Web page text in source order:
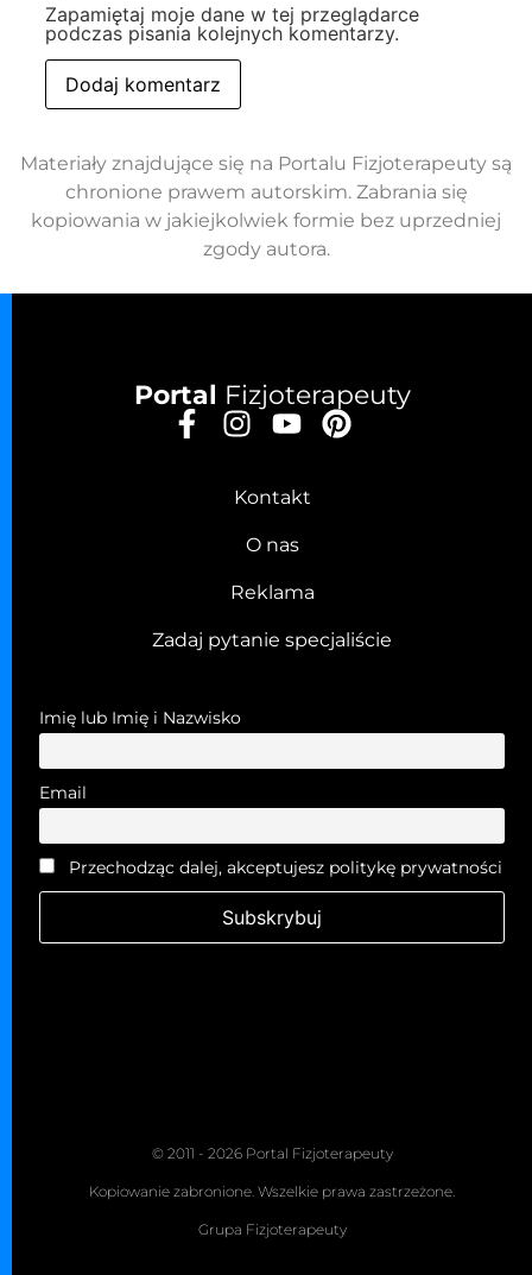
Zapamiętaj moje dane w tej przeglądarce
podczas pisania kolejnych komentarzy.
Materiały znajdujące się na Portalu Fizjoterapeuty są
chronione prawem autorskim. Zabrania się
kopiowania w jakiejkolwiek formie bez uprzedniej
zgody autora.
Portal Fizjoterapeuty
Kontakt
O nas
Reklama
Zadaj pytanie specjaliście
Imię lub Imię i Nazwisko
Email
Przechodząc dalej, akceptujesz politykę prywatności
© 2011 - 2026 Portal Fizjoterapeuty
Kopiowanie zabronione. Wszelkie prawa zastrzeżone.
Grupa Fizjoterapeuty